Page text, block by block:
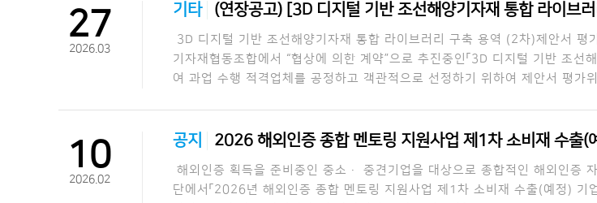
27
2026.03
기타 (연장공고) [3D 디지털 기반 조선해양기자재 통합 라이브러
3D 디지털 기반 조선해양기자재 통합 라이브러리 구축 용역 (2차)제안서 평
기자재협동조합에서 “협상에 의한 계약”으로 추진중인「3D 디지털 기반 조선
여 과업 수행 적격업체를 공정하고 객관적으로 선정하기 위하여 제안서 평가
10
2026.02
공지 2026 해외인증 종합 멘토링 지원사업 제1차 소비재 수출(
해외인증 획득을 준비중인 중소· 중견기업을 대상으로 종합적인 해외인증
단에서「2026년 해외인증 종합 멘토링 지원사업 제1차 소비재 수출(예정) 기